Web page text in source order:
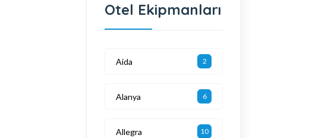
Otel Ekipmanları
Aida 2
Alanya 6
Allegra 10